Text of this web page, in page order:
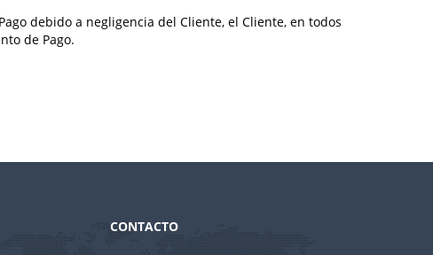
debido a negligencia del Cliente, el Cliente, en todos
de Pago.
CONTACTO